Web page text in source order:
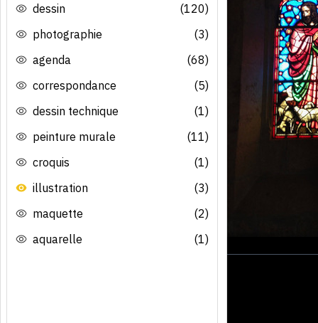
dessin
(120)
photographie
(3)
agenda
(68)
correspondance
(5)
dessin technique
(1)
peinture murale
(11)
croquis
(1)
illustration
(3)
maquette
(2)
aquarelle
(1)